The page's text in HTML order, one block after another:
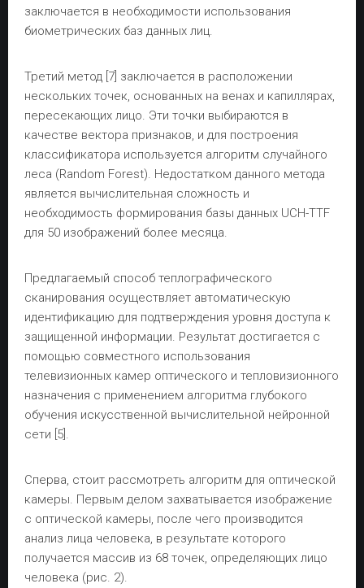
заключается в необходимости использования
биометрических баз данных лиц.
Третий метод [7] заключается в расположении
нескольких точек, основанных на венах и капиллярах,
пересекающих лицо. Эти точки выбираются в
качестве вектора признаков, и для построения
классификатора используется алгоритм случайного
леса (Random Forest). Недостатком данного метода
является вычислительная сложность и
необходимость формирования базы данных UCH-TTF
для 50 изображений более месяца.
Предлагаемый способ теплографического
сканирования осуществляет автоматическую
идентификацию для подтверждения уровня доступа к
защищенной информации. Результат достигается с
помощью совместного использования
телевизионных камер оптического и тепловизионного
назначения с применением алгоритма глубокого
обучения искусственной вычислительной нейронной
сети [5].
Сперва, стоит рассмотреть алгоритм для оптической
камеры. Первым делом захватывается изображение
с оптической камеры, после чего производится
анализ лица человека, в результате которого
получается массив из 68 точек, определяющих лицо
человека (рис. 2).